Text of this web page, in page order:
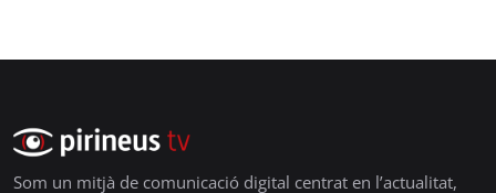
Som un mitjà de comunicació digital centrat en l’actualitat,